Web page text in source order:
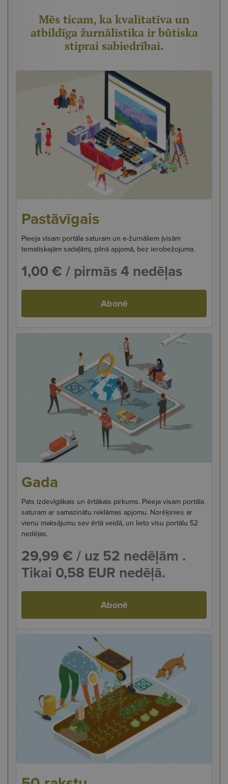
Mēs ticam, ka kvalitatīva un
atbildīga žurnālistika ir būtiska
stiprai sabiedrībai.
Pastāvīgais
Pieeja visam portāla saturam un e-žurnāliem (visām
tematiskajām sadaļām), pilnā apjomā, bez ierobežojuma.
1,00 €/ pirmās 4 nedēļas
Abonē
Gada
Pats izdevīgākais un ērtākais pirkums. Pieeja visam portāla
saturam ar samazinātu reklāmas apjomu. Norēķinies ar
vienu maksājumu sev ērtā veidā, un lieto visu portālu 52
nedēļas.
29,99 €/ uz 52 nedēļām .
Tikai 0,58 EUR nedēļā.
Abonē